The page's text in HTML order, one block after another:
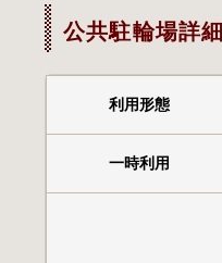
公共駐輪場詳細
利用形態
一時利用